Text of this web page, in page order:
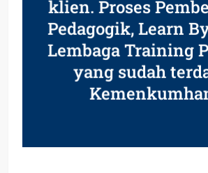
klien. Proses
Pedagogik, Learn
Lembaga Training
yang sudah